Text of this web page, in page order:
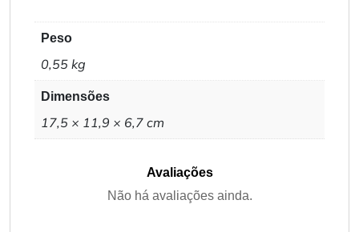
Peso
0,55 kg
Dimensões
17,5 × 11,9 × 6,7 cm
Avaliações
Não há avaliações ainda.